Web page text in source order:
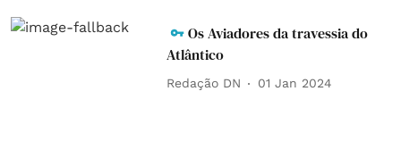
Os Aviadores da travessia do
Atlântico
Redação DN 01 Jan 2024